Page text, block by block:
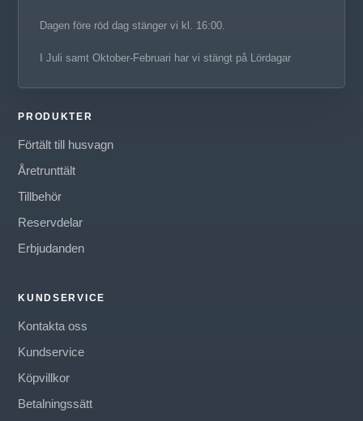
PRODUKTER
Förtält till husvagn
Åretrunttält
Tillbehör
Reservdelar
Erbjudanden
KUNDSERVICE
Kontakta oss
Kundservice
Köpvillkor
Betalningssätt
Dagen före röd dag stänger vi kl. 16:00.
I Juli samt Oktober-Februari har vi stängt på Lördagar